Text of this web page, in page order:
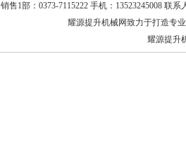
销售1部：0373-7115222 手机：13523245008 联
耀源提升机械网致力于打造专
耀源提升